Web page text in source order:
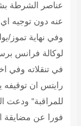
عناصر الشرطة
عنه دون توجيه
وفي نهاية تموز/
لوكالة فرانس
في تنقلاته وفي
رايتس ان توقيفه
للمراقبة” ودعت
فورا عن مضايقة